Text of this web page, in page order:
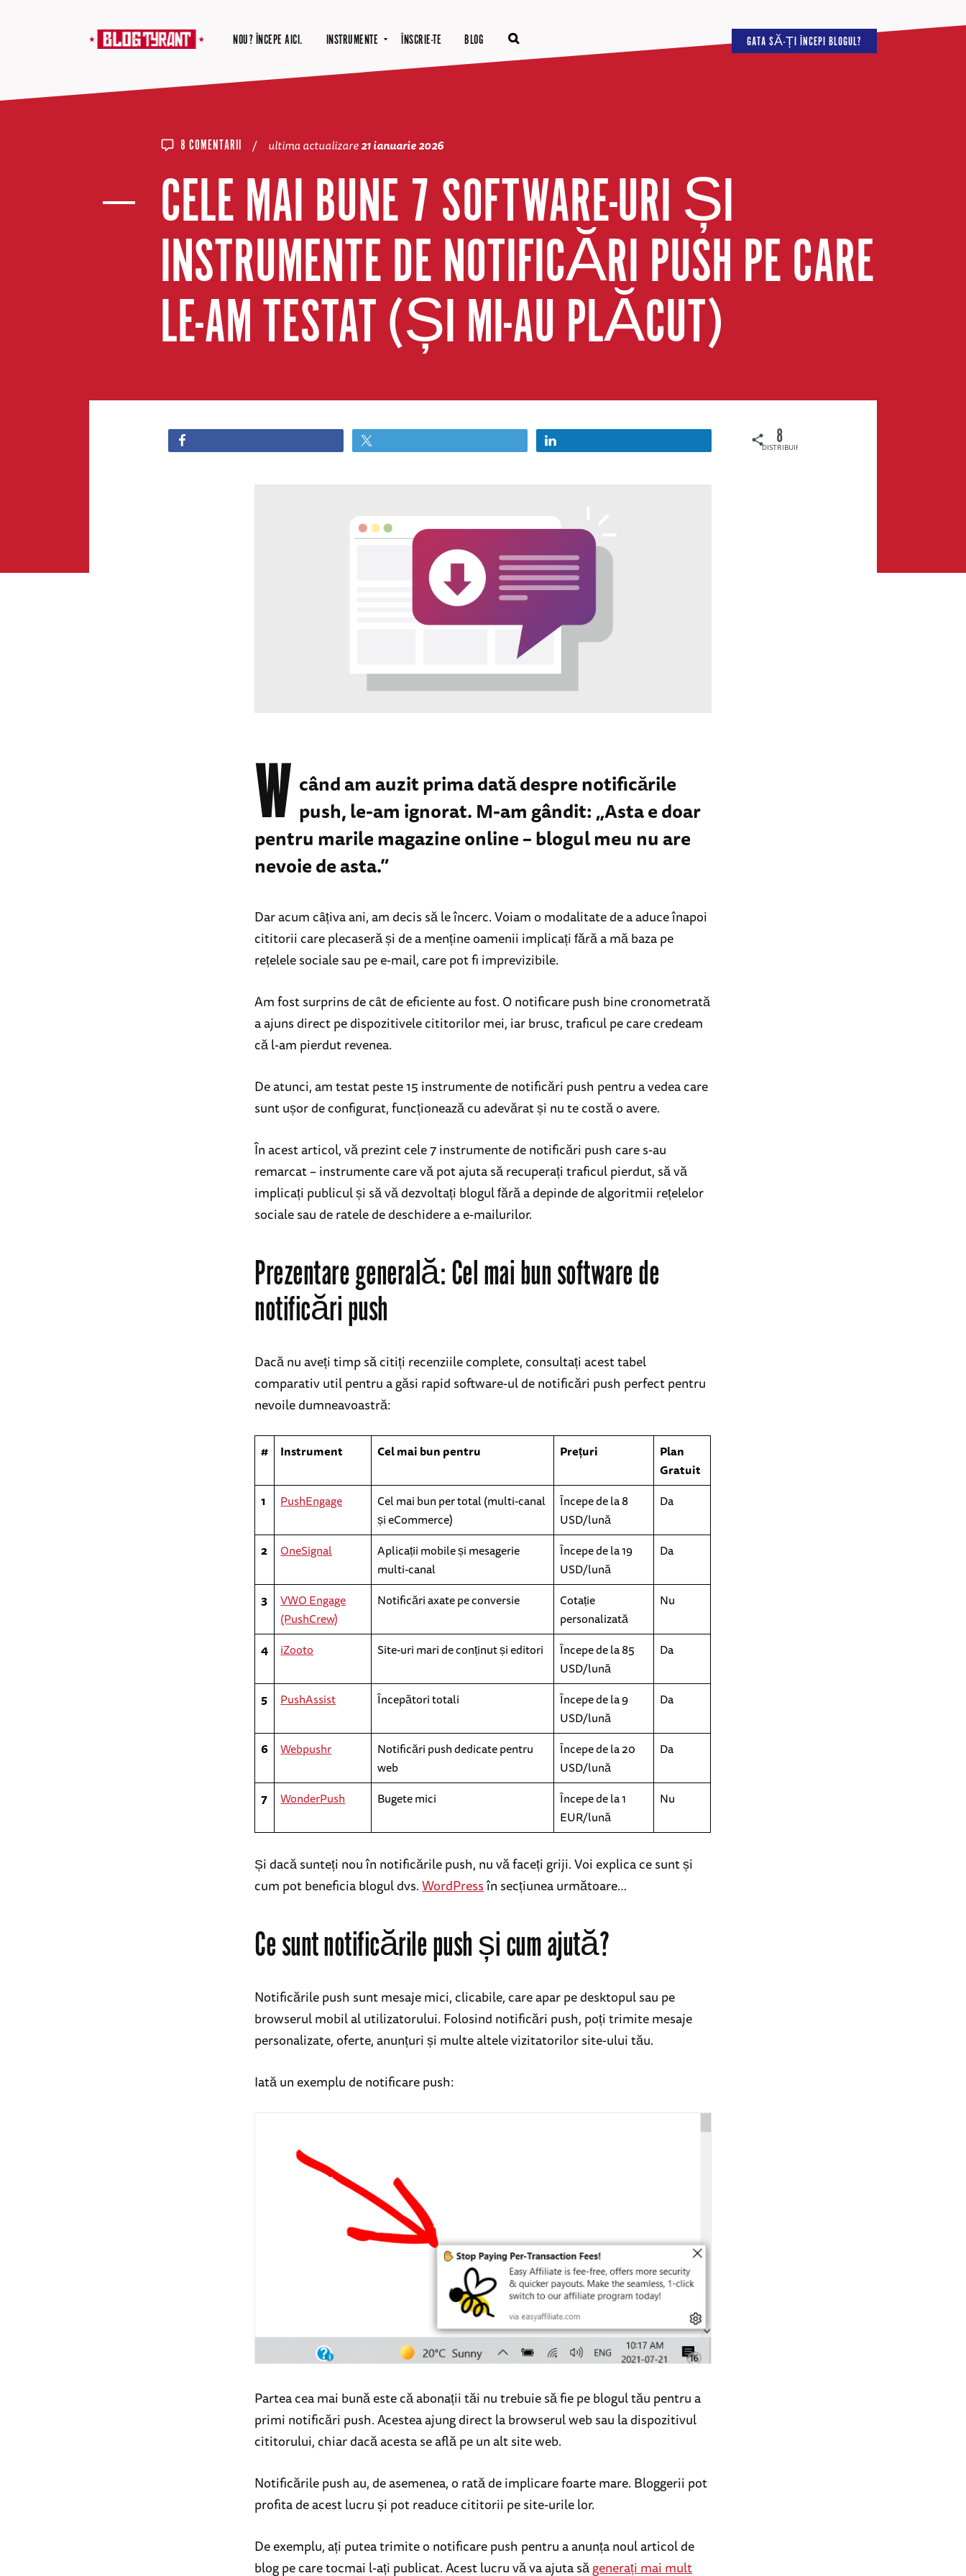
NOU? ÎNCEPE AICI. INSTRUMENTE ÎNSCRIE-TE BLOG GATA SĂ-ȚI ÎNCEPI BLOGUL?
8 COMENTARII / ultima actualizare21 ianuarie 2026
CELE MAI BUNE 7 SOFTWARE-URI ȘI
INSTRUMENTE DE NOTIFICĂRI PUSH PE CARE
LE-AM TESTAT (ȘI MI-AU PLĂCUT)
DISTRIBUIRI
8
W când am auzit prima dată despre notificările
push, le-am ignorat. M-am gândit: „Asta e doar
pentru marile magazine online – blogul meu nu are
nevoie de asta.”
Dar acum câțiva ani, am decis să le încerc. Voiam o modalitate de a aduce înapoi
cititorii care plecaseră și de a menține oamenii implicați fără a mă baza pe
rețelele sociale sau pe e-mail, care pot fi imprevizibile.
Am fost surprins de cât de eficiente au fost. O notificare push bine cronometrată
a ajuns direct pe dispozitivele cititorilor mei, iar brusc, traficul pe care credeam
că l-am pierdut revenea.
De atunci, am testat peste 15 instrumente de notificări push pentru a vedea care
sunt ușor de configurat, funcționează cu adevărat și nu te costă o avere.
În acest articol, vă prezint cele 7 instrumente de notificări push care s-au
remarcat – instrumente care vă pot ajuta să recuperați traficul pierdut, să vă
implicați publicul și să vă dezvoltați blogul fără a depinde de algoritmii rețelelor
sociale sau de ratele de deschidere a e-mailurilor.
Prezentare generală: Cel mai bun software de
notificări push
Dacă nu aveți timp să citiți recenziile complete, consultați acest tabel
comparativ util pentru a găsi rapid software-ul de notificări push perfect pentru
nevoile dumneavoastră:
# Instrument Cel mai bun pentru Prețuri
Plan
Gratuit
1
PushEngage
Cel mai bun per total (multi-canal
și eCommerce)
Începe de la 8
USD/lună
Da
2 OneSignal
Aplicații mobile și mesagerie
multi-canal
Începe de la 19
USD/lună
Da
3
VWO Engage
(PushCrew)
Notificări axate pe conversie
Cotație
personalizată
Nu
4 iZooto Site-uri mari de conținut și editori
Începe de la 85
USD/lună
Da
5 PushAssist Începători totali
Începe de la 9
USD/lună
Da
6 Webpushr
Notificări push dedicate pentru
web
Începe de la 20
USD/lună
Da
7 WonderPush Bugete mici
Începe de la 1
EUR/lună
Nu
Și dacă sunteți nou în notificările push, nu vă faceți griji. Voi explica ce sunt și
cum pot beneficia blogul dvs.WordPressîn secțiunea următoare…
Ce sunt notificările push și cum ajută?
Notificările push sunt mesaje mici, clicabile, care apar pe desktopul sau pe
browserul mobil al utilizatorului. Folosind notificări push, poți trimite mesaje
personalizate, oferte, anunțuri și multe altele vizitatorilor site-ului tău.
Iată un exemplu de notificare push:
Partea cea mai bună este că abonații tăi nu trebuie să fie pe blogul tău pentru a
primi notificări push. Acestea ajung direct la browserul web sau la dispozitivul
cititorului, chiar dacă acesta se află pe un alt site web.
Notificările push au, de asemenea, o rată de implicare foarte mare. Bloggerii pot
profita de acest lucru și pot readuce cititorii pe site-urile lor.
De exemplu, ați putea trimite o notificare push pentru a anunța noul articol de
blog pe care tocmai l-ați publicat. Acest lucru vă va ajuta săgenerați mai mult